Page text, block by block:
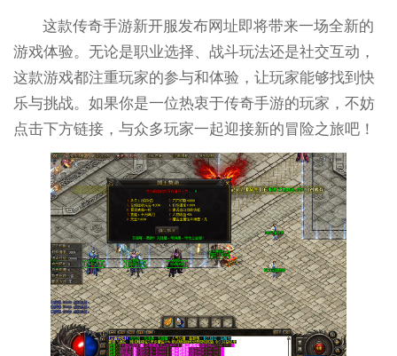
这款传奇手游新开服发布网址即将带来一场全新的
游戏体验。无论是职业选择、战斗玩法还是社交互动，
这款游戏都注重玩家的参与和体验，让玩家能够找到快
乐与挑战。如果你是一位热衷于传奇手游的玩家，不妨
点击下方链接，与众多玩家一起迎接新的冒险之旅吧！